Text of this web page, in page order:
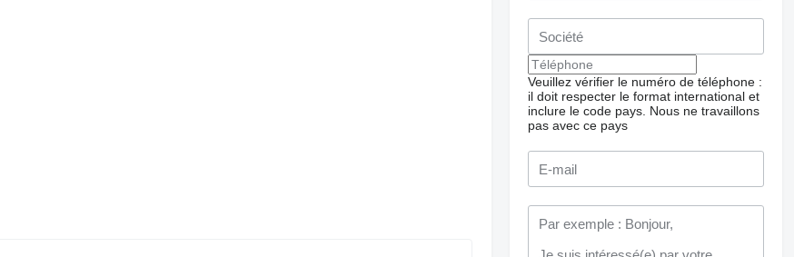
Veuillez vérifier le numéro de téléphone :
il doit respecter le format international et
inclure le code pays. Nous ne travaillons
pas avec ce pays